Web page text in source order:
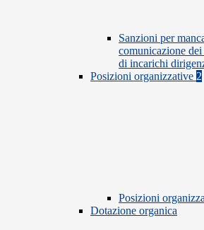
Sanzioni per
comunicazione
di incarichi
Posizioni organizzative 2
Posizioni
Dotazione organica